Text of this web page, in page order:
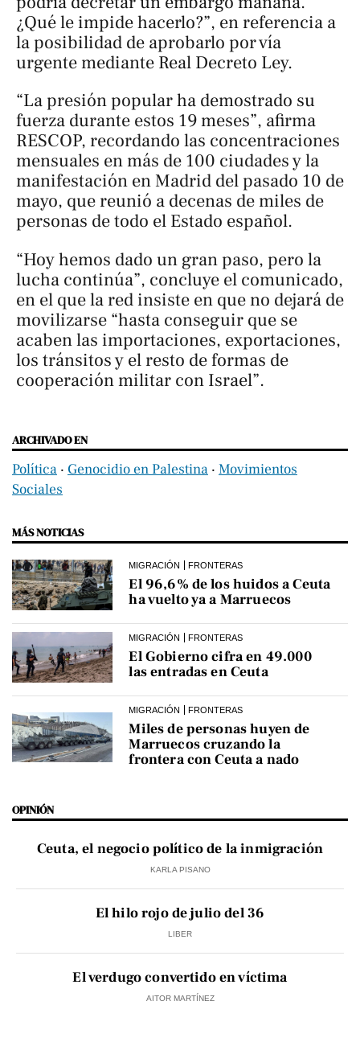
¿Qué le impide hacerlo?”, en referencia a
la posibilidad de aprobarlo por vía
urgente mediante Real Decreto Ley.
“La presión popular ha demostrado su
fuerza durante estos 19 meses”, afirma
RESCOP, recordando las concentraciones
mensuales en más de 100 ciudades y la
manifestación en Madrid del pasado 10 de
mayo, que reunió a decenas de miles de
personas de todo el Estado español.
“Hoy hemos dado un gran paso, pero la
lucha continúa”, concluye el comunicado,
en el que la red insiste en que no dejará de
movilizarse “hasta conseguir que se
acaben las importaciones, exportaciones,
los tránsitos y el resto de formas de
cooperación militar con Israel”.
ARCHIVADO EN
Política ‧ Genocidio en Palestina ‧ Movimientos
Sociales
MÁS NOTICIAS
MIGRACIÓN FRONTERAS
El 96,6% de los huidos a Ceuta
ha vuelto ya a Marruecos
MIGRACIÓN FRONTERAS
El Gobierno cifra en 49.000
las entradas en Ceuta
MIGRACIÓN FRONTERAS
Miles de personas huyen de
Marruecos cruzando la
frontera con Ceuta a nado
OPINIÓN
Ceuta, el negocio político de la inmigración
KARLA PISANO
El hilo rojo de julio del 36
LIBER
El verdugo convertido en víctima
AITOR MARTÍNEZ